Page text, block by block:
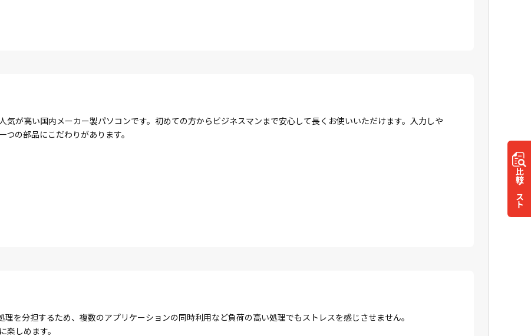
比較
リスト
気が高い国内メーカー製パソコンです。初めての方からビジネスマンまで安心して長くお使いいただけます。入力しや
の部品にこだわりがあります。
を分担するため、複数のアプリケーションの同時利用など負荷の高い処理でもストレスを感じさせません。
しめます。